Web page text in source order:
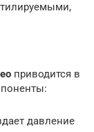
приводится в
давление